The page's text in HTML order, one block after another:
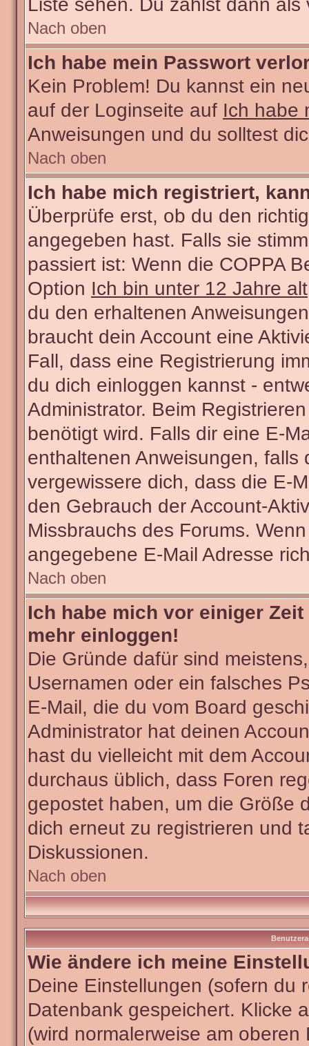
Nach oben
Ich habe mein Passwort
Kein Problem! Du kannst ein
auf der Loginseite auf Ich habe
Anweisungen und du solltest
Nach oben
Ich habe mich registriert,
Überprüfe erst, ob du den
angegeben hast. Falls sie
passiert ist: Wenn die COPPA
Option Ich bin unter 12 Jahre alt
du den erhaltenen
braucht dein Account eine
Fall, dass eine Registrierung
du dich einloggen kannst -
Administrator. Beim
benötigt wird. Falls dir eine E-
enthaltenen Anweisungen,
vergewissere dich, dass die E-
den Gebrauch der Account-
Missbrauchs des Forums.
angegebene E-Mail Adresse
Nach oben
Ich habe mich vor einiger
mehr einloggen!
Die Gründe dafür sind
Usernamen oder ein falsches
E-Mail, die du vom Board
Administrator hat deinen
hast du vielleicht mit dem
durchaus üblich, dass Foren
gepostet haben, um die Größe
dich erneut zu registrieren und
Diskussionen.
Nach oben
Wie ändere ich meine
Deine Einstellungen (sofern du
Datenbank gespeichert. Klicke
(wird normalerweise am